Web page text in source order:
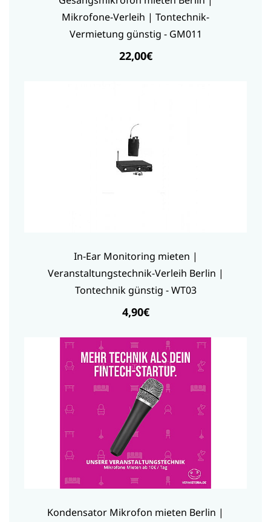
Mikrofone-Verleih | Tontechnik-
Vermietung günstig - GM011
22,00€
In-Ear Monitoring mieten |
Veranstaltungstechnik-Verleih Berlin |
Tontechnik günstig - WT03
4,90€
Kondensator Mikrofon mieten Berlin |